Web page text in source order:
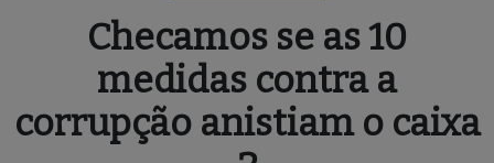
Checamos se as 10
medidas contra a
corrupção anistiam o caixa